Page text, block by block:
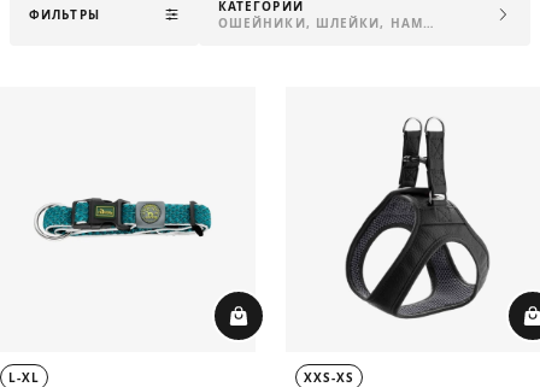
ФИЛЬТРЫ
КАТЕГОРИИ
ОШЕЙНИКИ, ШЛЕЙКИ, НАМОРДНИКИ
L-XL XXS-XS